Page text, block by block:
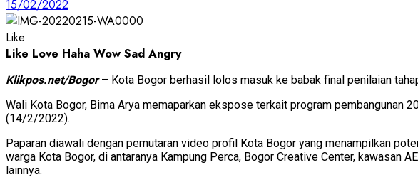
15/02/2022
Like
Like Love Haha Wow Sad Angry
Klikpos.net/Bogor– Kota Bogor berhasil lolos masuk ke babak final penilaian
Wali Kota Bogor, Bima Arya memaparkan ekspose terkait program pembangunan
(14/2/2022).
Paparan diawali dengan pemutaran video profil Kota Bogor yang menampilkan
warga Kota Bogor, di antaranya Kampung Perca, Bogor Creative Center, kawasan
lainnya.